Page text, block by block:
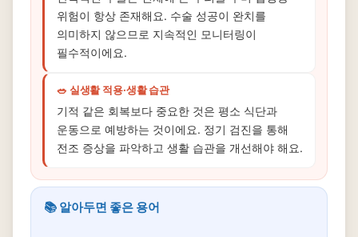
위험이 항상 존재해요. 수술 성공이 완치를
의미하지 않으므로 지속적인 모니터링이
필수적이에요.
🥗 실생활 적용·생활 습관
기적 같은 회복보다 중요한 것은 평소 식단과
운동으로 예방하는 것이에요. 정기 검진을 통해
전조 증상을 파악하고 생활 습관을 개선해야 해요.
📚 알아두면 좋은 용어